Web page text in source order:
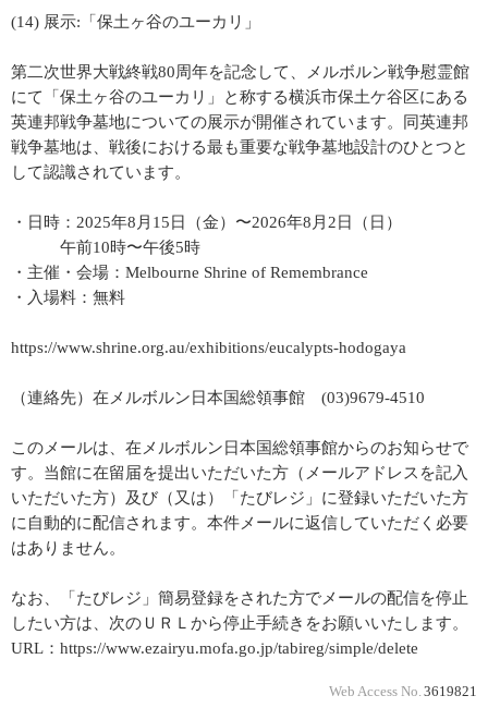
(14) 展示:「保土ヶ谷のユーカリ」
第二次世界大戦終戦80周年を記念して、メルボルン戦争慰霊館
にて「保土ヶ谷のユーカリ」と称する横浜市保土ケ谷区にある
英連邦戦争墓地についての展示が開催されています。同英連邦
戦争墓地は、戦後における最も重要な戦争墓地設計のひとつと
して認識されています。
・日時：2025年8月15日（金）〜2026年8月2日（日）
午前10時〜午後5時
・主催・会場：Melbourne Shrine of Remembrance
・入場料：無料
https://www.shrine.org.au/exhibitions/eucalypts-hodogaya
（連絡先）在メルボルン日本国総領事館 (03)9679-4510
このメールは、在メルボルン日本国総領事館からのお知らせで
す。当館に在留届を提出いただいた方（メールアドレスを記入
いただいた方）及び（又は）「たびレジ」に登録いただいた方
に自動的に配信されます。本件メールに返信していただく必要
はありません。
なお、「たびレジ」簡易登録をされた方でメールの配信を停止
したい方は、次のＵＲＬから停止手続きをお願いいたします。
URL：https://www.ezairyu.mofa.go.jp/tabireg/simple/delete
Web Access No. 3619821